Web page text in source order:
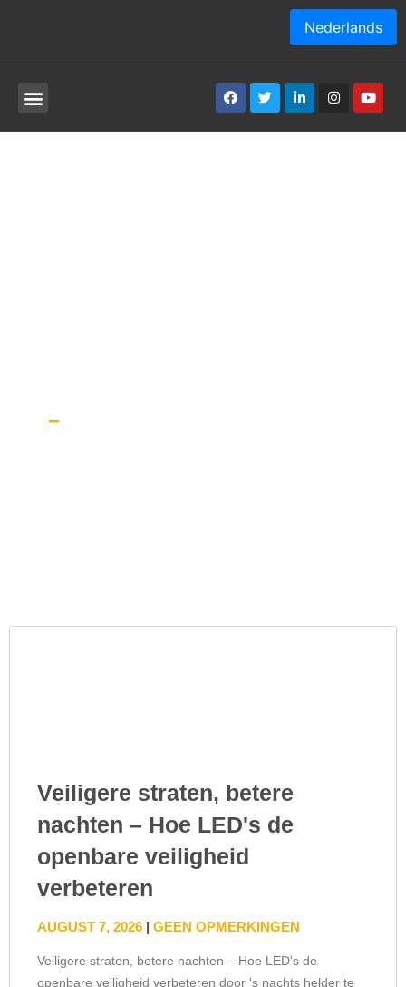
Veiligere straten, betere
nachten – Hoe LED's de
openbare veiligheid
verbeteren
AUGUST 7, 2026 GEEN OPMERKINGEN
Veiligere straten, betere nachten – Hoe LED's de
openbare veiligheid verbeteren door 's nachts helder te
Nederlands